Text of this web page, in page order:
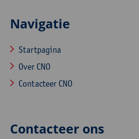
Navigatie
Startpagina
Over CNO
Contacteer CNO
Contacteer ons